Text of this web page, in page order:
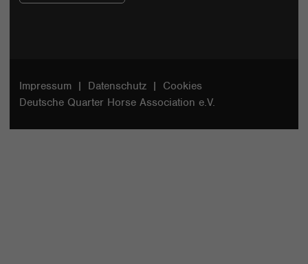
Impressum Datenschutz
Cookies
Deutsche Quarter Horse Association e.V.